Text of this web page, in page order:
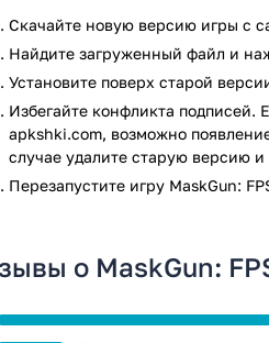
процессе.
— это достойная
графикой и
требующее умения и
MaskGun: FPS Экшн-Игра
по всем последним
Скачайте новую версию игры с
Найдите загруженный файл и
Установите поверх старой
Избегайте конфликта подписей.
apkshki.com, возможно
случае удалите старую версию
Перезапустите игру MaskGun:
о MaskGun: